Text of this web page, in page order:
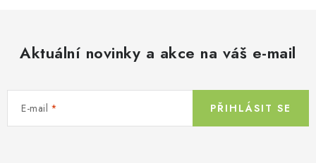
í
r
Aktuální novinky a akce na váš e-mail
E-mail PŘIHLÁSIT SE